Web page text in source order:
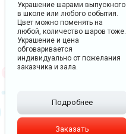
Украшение шарами выпускного
в школе или любого события.
Цвет можно поменять на
любой, количество шаров тоже.
Украшение и цена
обговаривается
индивидуально от пожелания
заказчика и зала.
Подробнее
Заказать